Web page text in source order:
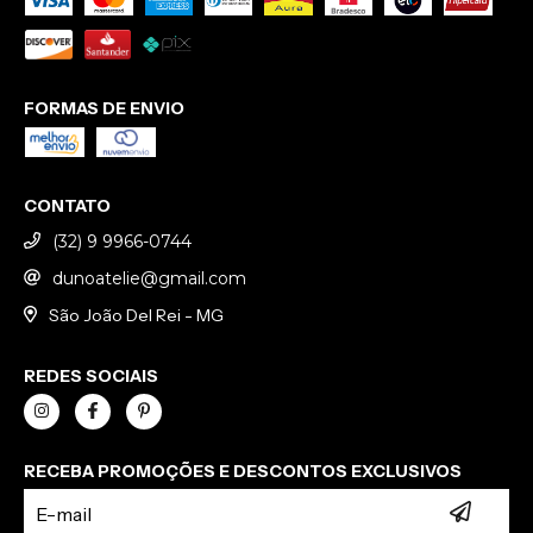
FORMAS DE ENVIO
CONTATO
(32) 9 9966-0744
dunoatelie@gmail.com
São João Del Rei - MG
REDES SOCIAIS
RECEBA PROMOÇÕES E DESCONTOS EXCLUSIVOS